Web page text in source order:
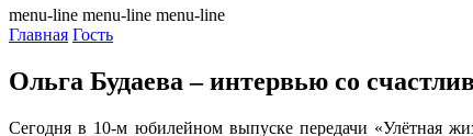
menu-line menu-line menu-line
Главная Гость
Ольга Будаева – интервью со
Сегодня в 10-м юбилейном выпуске передачи «Улётная